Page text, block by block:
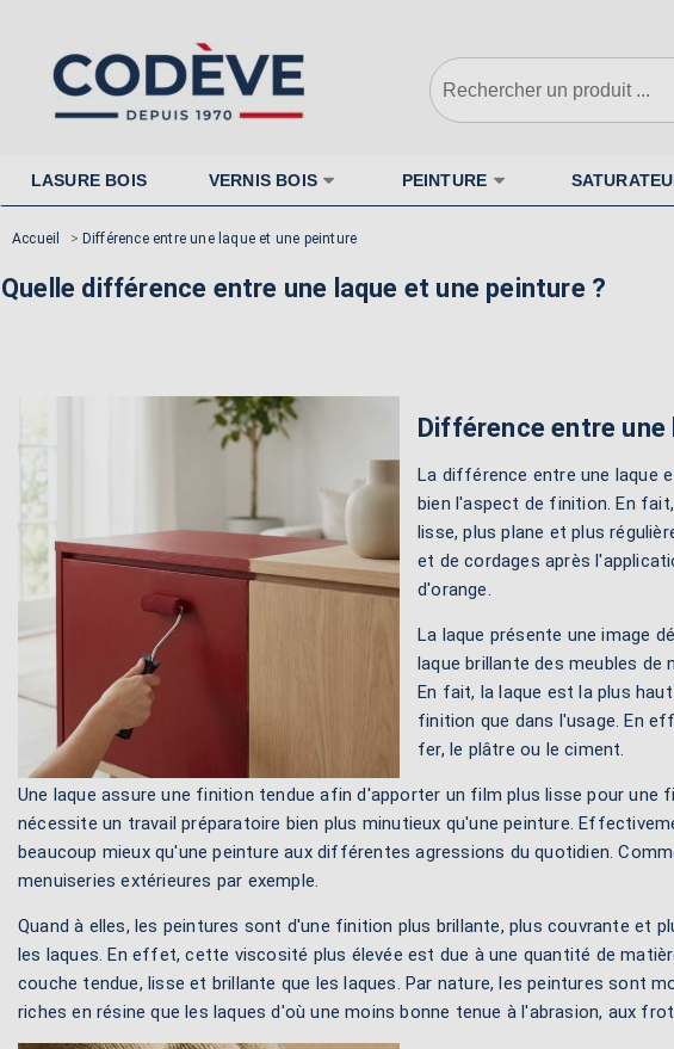
LASURE BOIS VERNIS BOIS PEINTURE
Accueil > Différence entre une laque et une peinture
Quelle différence entre une laque et une peinture ?
Différence entre une
La différence entre une laque
bien l'aspect de finition. En
lisse, plus plane et plus
et de cordages après
d'orange.
La laque présente une image
laque brillante des meubles
En fait, la laque est la plus
finition que dans l'usage. En
fer, le plâtre ou le ciment.
Une laque assure une finition tendue afin d'apporter un film plus lisse pour
nécessite un travail préparatoire bien plus minutieux qu'une peinture.
beaucoup mieux qu'une peinture aux différentes agressions du quotidien.
menuiseries extérieures par exemple.
Quand à elles, les peintures sont d'une finition plus brillante, plus couvrante et
les laques. En effet, cette viscosité plus élevée est due à une quantité de
couche tendue, lisse et brillante que les laques. Par nature, les peintures sont
riches en résine que les laques d'où une moins bonne tenue à l'abrasion, aux